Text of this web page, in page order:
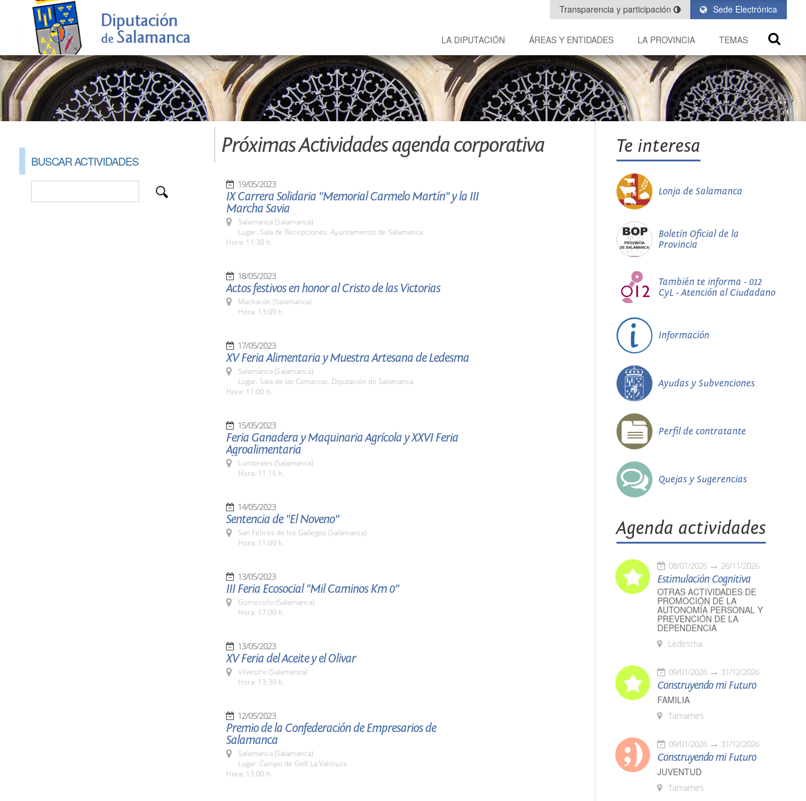
Sede Electrónica
Transparencia y participación
LA DIPUTACIÓN ÁREAS Y ENTIDADES LA PROVINCIA TEMAS
BUSCAR ACTIVIDADES
Próximas Actividades agenda corporativa
19/05/2023
IX Carrera Solidaria "Memorial Carmelo Martín" y la III
Marcha Savia
Salamanca (Salamanca)
Lugar: Sala de Recepciones. Ayuntamiento de Salamanca
Hora: 11:30 h.
18/05/2023
Actos festivos en honor al Cristo de las Victorias
Machacón (Salamanca)
Hora: 13:00 h.
17/05/2023
XV Feria Alimentaria y Muestra Artesana de Ledesma
Salamanca (Salamanca)
Lugar: Sala de las Comarcas. Diputación de Salamanca
Hora: 11:00 h.
15/05/2023
Feria Ganadera y Maquinaria Agrícola y XXVI Feria
Agroalimentaria
Lumbrales (Salamanca)
Hora: 11:15 h.
14/05/2023
Sentencia de "El Noveno"
San Felices de los Gallegos (Salamanca)
Hora: 11:00 h.
13/05/2023
III Feria Ecosocial "Mil Caminos Km 0"
Gomecello (Salamanca)
Hora: 17:00 h.
13/05/2023
XV Feria del Aceite y el Olivar
Vilvestre (Salamanca)
Hora: 13:30 h.
12/05/2023
Premio de la Confederación de Empresarios de
Salamanca
Salamanca (Salamanca)
Lugar: Campo de Golf La Valmuza
Hora: 13:00 h.
Te interesa
Lonja de Salamanca
Boletín Oficial de la
Provincia
También te informa - 012
CyL - Atención al Ciudadano
Información
Ayudas y Subvenciones
Perfil de contratante
Quejas y Sugerencias
Agenda actividades
08/01/2026 26/11/2026
Estimulación Cognitiva
OTRAS ACTIVIDADES DE
PROMOCIÓN DE LA
AUTONOMÍA PERSONAL Y
PREVENCIÓN DE LA
DEPENDENCIA
Ledesma
09/01/2026 31/12/2026
Construyendo mi Futuro
FAMILIA
Tamames
09/01/2026 31/12/2026
Construyendo mi Futuro
JUVENTUD
Tamames